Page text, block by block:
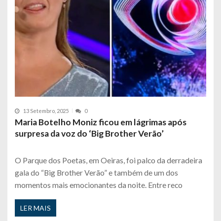
13 Setembro, 2025 0
Maria Botelho Moniz ficou em lágrimas após
surpresa da voz do ‘Big Brother Verão’
O Parque dos Poetas, em Oeiras, foi palco da derradeira
gala do “Big Brother Verão” e também de um dos
momentos mais emocionantes da noite. Entre reco
LER MAIS